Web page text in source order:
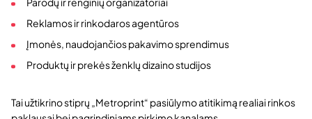
Reklamos ir rinkodaros agentūros
Įmonės, naudojančios pakavimo sprendimus
Produktų ir prekės ženklų dizaino studijos
Tai užtikrino stiprų „Metroprint“ pasiūlymo atitikimą realiai rinkos